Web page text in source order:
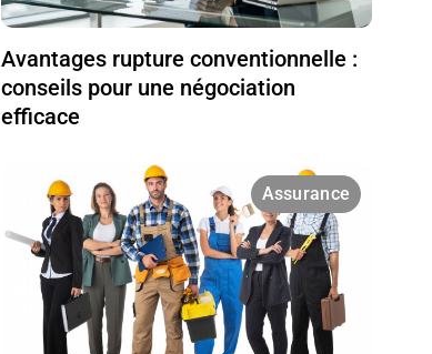
Avantages rupture conventionnelle :
conseils pour une négociation
efficace
Assurance